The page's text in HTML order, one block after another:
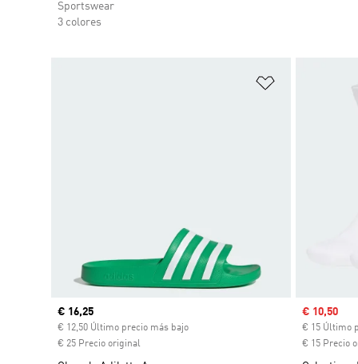
Sportswear
3 colores
Precio actual
€ 16,25
€ 12,50 Último precio más bajo
€ 25 Precio original
Precio de
€ 10,50
€ 15 Último
€ 15 Precio